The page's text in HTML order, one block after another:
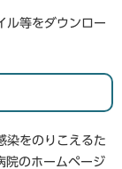
ル等をダウンロー
染をのりこえるた
のホームページ